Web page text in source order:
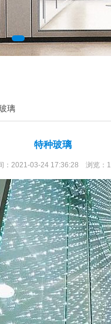
璃
特种玻璃
：2021-03-24 17:36:28 浏览：